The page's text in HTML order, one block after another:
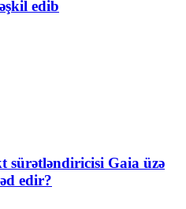
edib
sürətləndiricisi Gaia üzə
edir?